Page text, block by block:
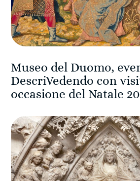
Museo del Duomo,
DescriVedendo con
occasione del Natale